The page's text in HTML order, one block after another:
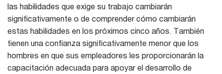
las habilidades que exige su trabajo cambiarán
significativamente o de comprender cómo cambiarán
estas habilidades en los próximos cinco años. También
tienen una confianza significativamente menor que los
hombres en que sus empleadores les proporcionarán la
capacitación adecuada para apoyar el desarrollo de